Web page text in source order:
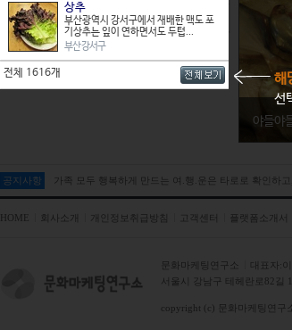
인삼
충청북도 옥천군 청산면, 청성면 일대
에서 생산되는 인삼은 통기성이...
충북 옥천군
청도 감은 수분 함량이 많고 씨가 없어
강원 양양군
전통예산옹기
전통예산용기는 3대에 걸쳐 100년을
돌김
12월부터 이듬해 2월의 울릉도에는
바위에 널려있는 돌김으로 향긋...
전체 1616개
제주특
들이 싱
포시의
상해 보라!
야들야
전라남
5월부터
치매 등
공지사항
가족 모두 행복하게 만드는 여.행.운은 타로로 확인하
가족 모두 행복하게 만드는 여.행.운은 타로로 확인하
HOME 회사소개 개인정보취급방침 고객센터 플랫폼소개서
문화마케팅연구소 대표자:
서울시 강남구 테헤란로82길
copyright (c) 문화마케팅연구
상추
부산광역시 강서구에서 재배한 맥도 포
기상추는 잎이 연하면서도 두텁...
부산 강서구
전체 1616개 해
선